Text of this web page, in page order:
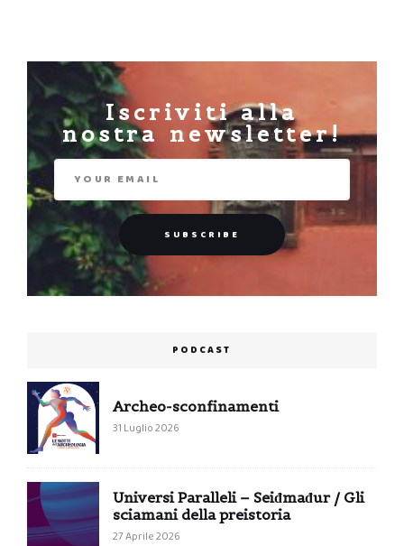
Iscriviti alla
nostra newsletter!
PODCAST
Archeo-sconfinamenti
31 Luglio 2026
Universi Paralleli – Seiđmađur / Gli
sciamani della preistoria
27 Aprile 2026